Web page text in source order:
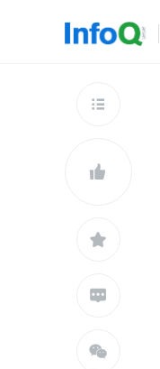
查看更多




